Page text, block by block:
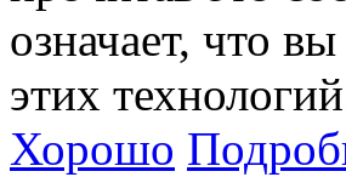
означает, что
этих
Хорошо